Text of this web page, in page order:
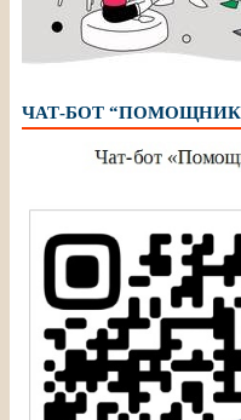
ЧАТ-БОТ “ПОМОЩНИК